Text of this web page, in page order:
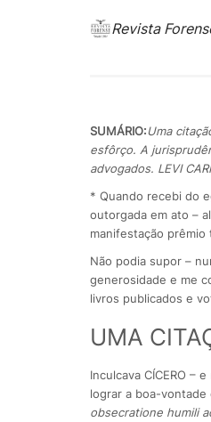
Revista
SUMÁRIO:Uma
esfôrço. A
advogados. LEVI
* Quando recebi do
outorgada em ato –
manifestação
Não podia supor –
generosidade e me
livros publicados e
UMA
Inculcava CÍCERO –
lograr a boa-vontade
obsecratione humili